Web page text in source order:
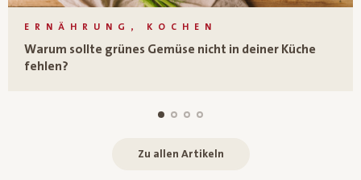
ERNÄHRUNG, KOCHEN
Warum sollte grünes Gemüse nicht in deiner Küche
fehlen?
Zu allen Artikeln